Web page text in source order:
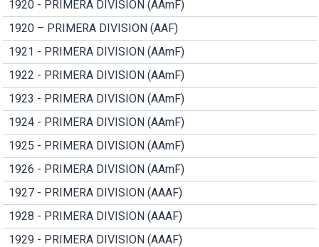
1920 - PRIMERA DIVISION (AAmF)
1920 – PRIMERA DIVISION (AAF)
1921 - PRIMERA DIVISION (AAmF)
1922 - PRIMERA DIVISION (AAmF)
1923 - PRIMERA DIVISION (AAmF)
1924 - PRIMERA DIVISION (AAmF)
1925 - PRIMERA DIVISION (AAmF)
1926 - PRIMERA DIVISION (AAmF)
1927 - PRIMERA DIVISION (AAAF)
1928 - PRIMERA DIVISION (AAAF)
1929 - PRIMERA DIVISION (AAAF)